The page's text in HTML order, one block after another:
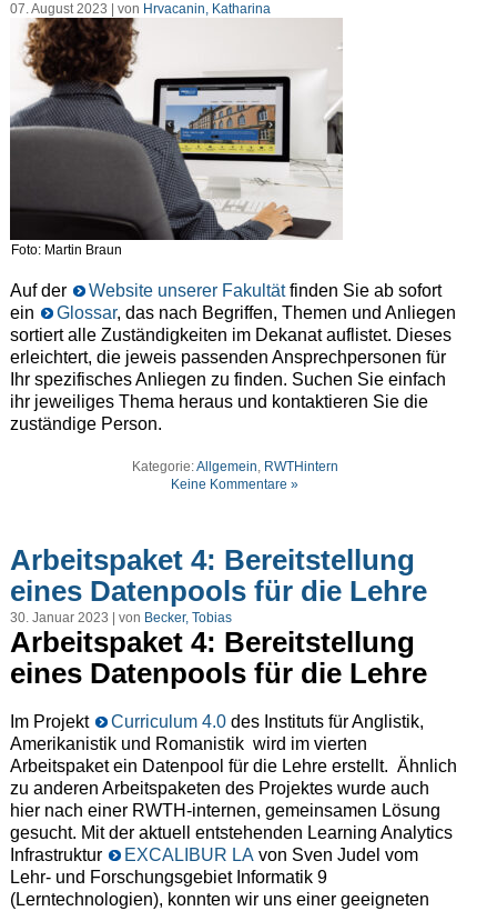
07. August 2023 | von Hrvacanin, Katharina
Foto: Martin Braun
Auf der Website unserer Fakultätfinden Sie ab sofort
ein
Glossar, das nach Begriffen, Themen und Anliegen
sortiert alle Zuständigkeiten im Dekanat auflistet. Dieses
erleichtert, die jeweis passenden Ansprechpersonen für
Ihr spezifisches Anliegen zu finden. Suchen Sie einfach
ihr jeweiliges Thema heraus und kontaktieren Sie die
zuständige Person.
Kategorie:Allgemein, RWTHintern
Keine Kommentare »
Arbeitspaket 4: Bereitstellung
eines Datenpools für die Lehre
30. Januar 2023 | von Becker, Tobias
Arbeitspaket 4: Bereitstellung
eines Datenpools für die Lehre
Im Projekt Curriculum 4.0des Instituts für Anglistik,
Amerikanistik und Romanistik wird im vierten
Arbeitspaket ein Datenpool für die Lehre erstellt. Ähnlich
zu anderen Arbeitspaketen des Projektes wurde auch
hier nach einer RWTH-internen, gemeinsamen Lösung
gesucht. Mit der aktuell entstehenden Learning Analytics
Infrastruktur
EXCALIBUR LA von Sven Judel vom
Lehr- und Forschungsgebiet Informatik 9
(Lerntechnologien), konnten wir uns einer geeigneten